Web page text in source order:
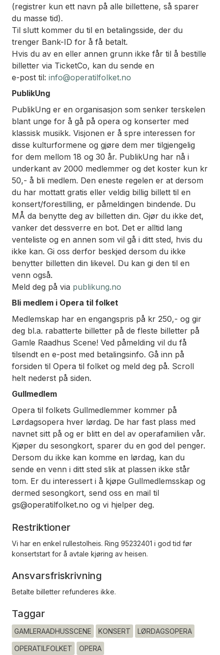
(registrer kun ett navn på alle billettene, så sparer
du masse tid).
Til slutt kommer du til en betalingsside, der du
trenger Bank-ID for å få betalt.
Hvis du av en eller annen grunn ikke får til å bestille
billetter via TicketCo, kan du sende en
e-post til: info@operatilfolket.no
PublikUng
PublikUng er en organisasjon som senker terskelen
blant unge for å gå på opera og konserter med
klassisk musikk. Visjonen er å spre interessen for
disse kulturformene og gjøre dem mer tilgjengelig
for dem mellom 18 og 30 år. PublikUng har nå i
underkant av 2000 medlemmer og det koster kun kr
50,- å bli medlem. Den eneste regelen er at dersom
du har mottatt gratis eller veldig billig billett til en
konsert/forestilling, er påmeldingen bindende. Du
MÅ da benytte deg av billetten din. Gjør du ikke det,
vanker det dessverre en bot. Det er alltid lang
venteliste og en annen som vil gå i ditt sted, hvis du
ikke kan. Gi oss derfor beskjed dersom du ikke
benytter billetten din likevel. Du kan gi den til en
venn også.
Meld deg på via publikung.no
Bli medlem i Opera til folket
Medlemskap har en engangspris på kr 250,- og gir
deg bl.a. rabatterte billetter på de fleste billetter på
Gamle Raadhus Scene! Ved påmelding vil du få
tilsendt en e-post med betalingsinfo. Gå inn på
forsiden til Opera til folket og meld deg på. Scroll
helt nederst på siden.
Gullmedlem
Opera til folkets Gullmedlemmer kommer på
Lørdagsopera hver lørdag. De har fast plass med
navnet sitt på og er blitt en del av operafamilien vår.
Kjøper du sesongkort, sparer du en god del penger.
Dersom du ikke kan komme en lørdag, kan du
sende en venn i ditt sted slik at plassen ikke står
tom. Er du interessert i å kjøpe Gullmedlemsskap og
dermed sesongkort, send oss en mail til
gs@operatilfolket.no og vi hjelper deg.
Restriktioner
Vi har en enkel rullestolheis. Ring 95232401 i god tid før
konsertstart for å avtale kjøring av heisen.
Ansvarsfriskrivning
Betalte billetter refunderes ikke.
Taggar
GAMLERAADHUSSCENE KONSERT LØRDAGSOPERA
OPERATILFOLKET OPERA